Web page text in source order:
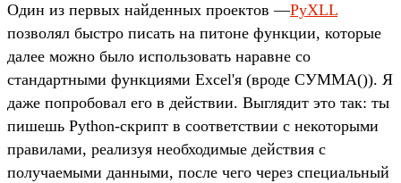
Один из первых найденных проектов —PyXLL
позволял быстро писать на питоне функции, которые
далее можно было использовать наравне со
стандартными функциями Excel'я (вроде СУММА()). Я
даже попробовал его в действии. Выглядит это так: ты
пишешь Python-скрипт в соответствии с некоторыми
правилами, реализуя необходимые действия с
получаемыми данными, после чего через специальный